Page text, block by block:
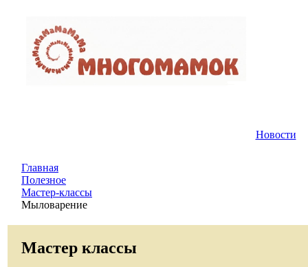
Новости
Главная
Полезное
Мастер-классы
Мыловарение
Мастер классы